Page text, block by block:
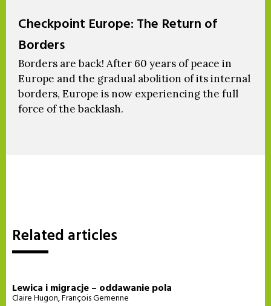
Checkpoint Europe: The Return of
Borders
Borders are back! After 60 years of peace in
Europe and the gradual abolition of its internal
borders, Europe is now experiencing the full
force of the backlash.
Related articles
Lewica i migracje – oddawanie pola
Claire Hugon,François Gemenne